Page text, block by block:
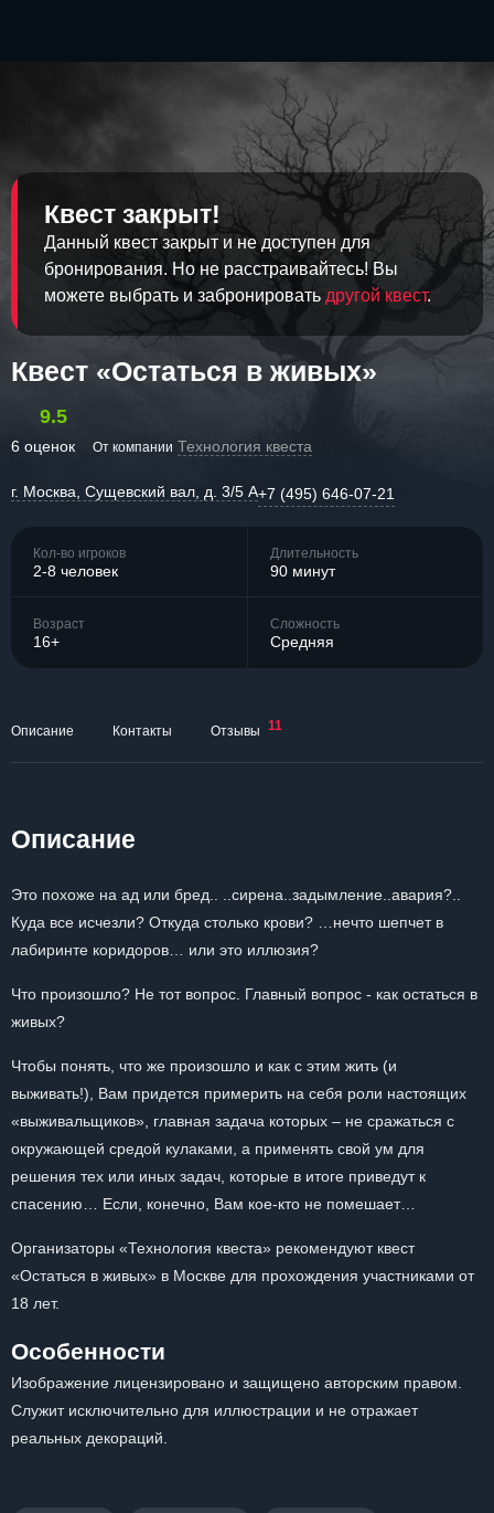
Квест закрыт!
Данный квест закрыт и не доступен для
бронирования. Но не расстраивайтесь! Вы
можете выбрать и забронировать другой квест.
Квест «Остаться в живых»
9.5
6 оценок От компании Технология квеста
г. Москва, Сущевский вал, д. 3/5 А+7 (495) 646-07-21
Кол-во игроков
2-8 человек
Длительность
90 минут
Возраст
16+
Сложность
Средняя
Описание Контакты Отзывы 11
Описание
Это похоже на ад или бред.. ..сирена..задымление..авария?..
Куда все исчезли? Откуда столько крови? …нечто шепчет в
лабиринте коридоров… или это иллюзия?
Что произошло? Не тот вопрос. Главный вопрос - как остаться в
живых?
Чтобы понять, что же произошло и как с этим жить (и
выживать!), Вам придется примерить на себя роли настоящих
«выживальщиков», главная задача которых – не сражаться с
окружающей средой кулаками, а применять свой ум для
решения тех или иных задач, которые в итоге приведут к
спасению… Если, конечно, Вам кое-кто не помешает…
Организаторы «Технология квеста» рекомендуют квест
«Остаться в живых» в Москве для прохождения участниками от
18 лет.
Особенности
Изображение лицензировано и защищено авторским правом.
Служит исключительно для иллюстрации и не отражает
реальных декораций.